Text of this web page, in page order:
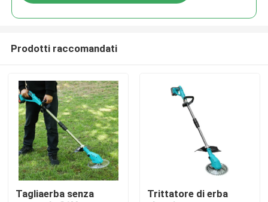
Prodotti raccomandati
Tagliaerba senza
Trittatore di erba